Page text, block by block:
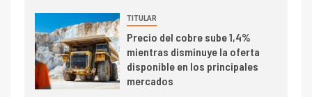
5 I+D
Estudio revela cómo el precio
del cobre y educación superior
se relacionan en zonas
mineras
TITULAR
Precio del cobre sube 1,4%
mientras disminuye la oferta
disponible en los principales
mercados